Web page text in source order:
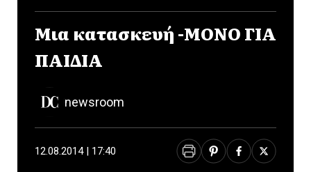
Μια κατασκευή -ΜΟΝΟ ΓΙΑ
ΠΑΙΔΙΑ
newsroom
12.08.2014 | 17:40